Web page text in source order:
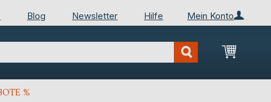
Mein Konto
Blog Newsletter Hilfe
Mein
%